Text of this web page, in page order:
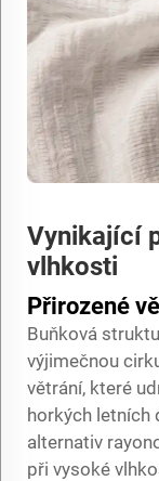
Vynikající
vlhkosti
Přirozené
Buňková
výjimečnou
větrání, které
horkých letních
alternativ
při vysoké